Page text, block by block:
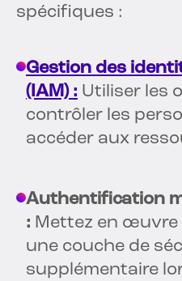
spécifiques :
Gestion des
(IAM) : Utiliser les
contrôler les
accéder aux
Authentification
: Mettez en œuvre
une couche de
supplémentaire